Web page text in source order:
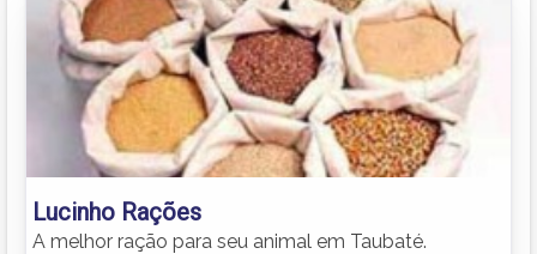
Lucinho Rações
A melhor ração para seu animal em Taubaté.